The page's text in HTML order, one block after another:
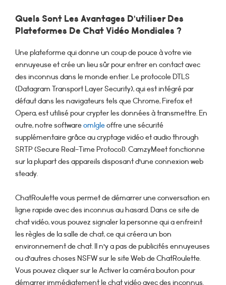
Quels Sont Les Avantages D’utiliser Des
Plateformes De Chat Vidéo Mondiales ?
Une plateforme qui donne un coup de pouce à votre vie
ennuyeuse et crée un lieu sûr pour entrer en contact avec
des inconnus dans le monde entier. Le protocole DTLS
(Datagram Transport Layer Security), qui est intégré par
défaut dans les navigateurs tels que Chrome, Firefox et
Opera, est utilisé pour crypter les données à transmettre. En
outre, notre softwareomlgleoffre une sécurité
supplémentaire grâce au cryptage vidéo et audio through
SRTP (Secure Real-Time Protocol). CamzyMeet fonctionne
sur la plupart des appareils disposant d’une connexion web
steady.
ChatRoulette vous permet de démarrer une conversation en
ligne rapide avec des inconnus au hasard. Dans ce site de
chat vidéo, vous pouvez signaler la personne qui a enfreint
les règles de la salle de chat, ce qui créera un bon
environnement de chat. Il n’y a pas de publicités ennuyeuses
ou d’autres choses NSFW sur le site Web de ChatRoulette.
Vous pouvez cliquer sur le Activer la caméra bouton pour
démarrer immédiatement le chat vidéo avec des inconnus.